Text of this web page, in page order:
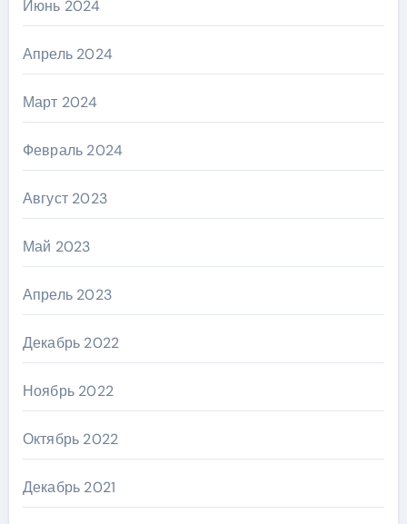
Июнь 2024
Апрель 2024
Март 2024
Февраль 2024
Август 2023
Май 2023
Апрель 2023
Декабрь 2022
Ноябрь 2022
Октябрь 2022
Декабрь 2021